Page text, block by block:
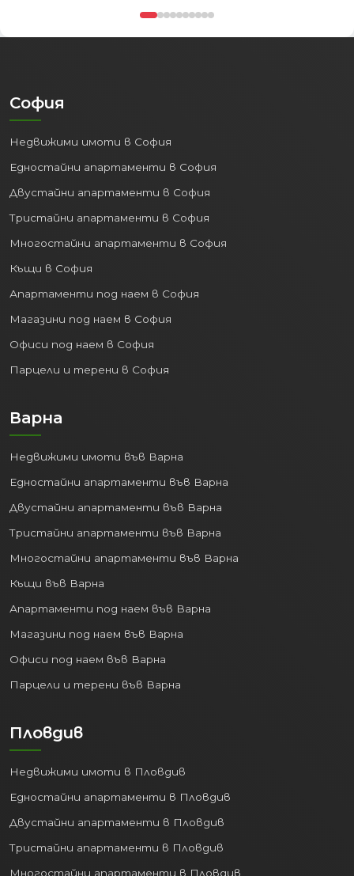
тук особено привлекателен.
1. Впечатляващ ръст на
покупка на имот в региона е
на местното население.
Статистиката показва сериозен и
постоянен скок в доходите:
Средната годишна работна
заплата на наетите лица в област
008 лв. през 2020 г. до
2024 г.
Този ръст от над 65% за пет години
по-висок стандарт на живот, по-
лесен достъп до банково
пазар.
труда и ниска
безработица
За да бъде един имотен пазар успешен,
хората трябва да имат сигурност в
работните си места. Данните за
стабилност:
наетите лица по трудово и
задържа на стабилни нива,
г.
остава нисък – около4.2%
икономическата активност на
населението (15-64 г.) е висока
София
Недвижими имоти в София
Едностайни апартаменти в София
Двустайни апартаменти в София
Тристайни апартаменти в София
Многостайни апартаменти в София
Къщи в София
Апартаменти под наем в София
Магазини под наем в София
Офиси под наем в София
Парцели и терени в София
Варна
Недвижими имоти във Варна
Едностайни апартаменти във Варна
Двустайни апартаменти във Варна
Тристайни апартаменти във Варна
Многостайни апартаменти във Варна
Къщи във Варна
Апартаменти под наем във Варна
Магазини под наем във Варна
Офиси под наем във Варна
Парцели и терени във Варна
Пловдив
Недвижими имоти в Пловдив
Едностайни апартаменти в Пловдив
Двустайни апартаменти в Пловдив
Тристайни апартаменти в Пловдив
Многостайни апартаменти в Пловдив